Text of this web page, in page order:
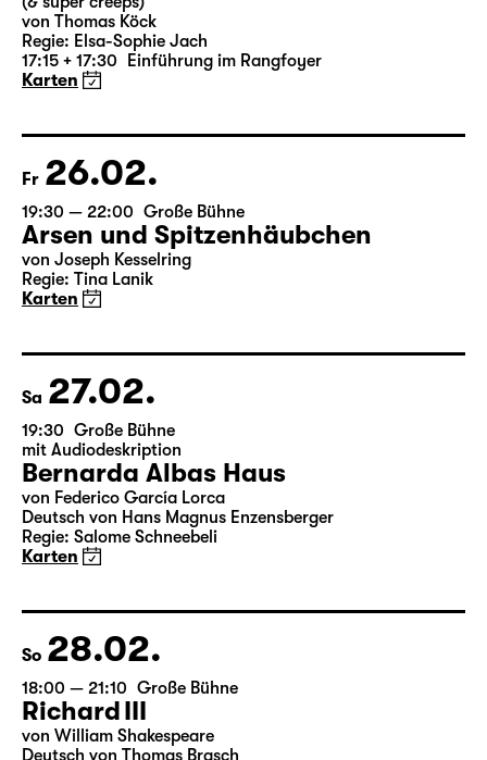
18:00 — 19:45 Große Bühne
Auftragswerk des Schauspiel Leipzig
deutsche märchen (UA)
(& super creeps)
17:15 + 17:30 Einführung im Rangfoyer
Karten
Fr 26.02.
19:30 — 22:00
Arsen und Spitzenhäubchen
Regie: Tina Lanik
Karten
Sa 27.02.
19:30 Große Bühne
mit Audiodeskription
Bernarda Albas Haus
Regie: Salome Schneebeli
Karten
So 28.02.